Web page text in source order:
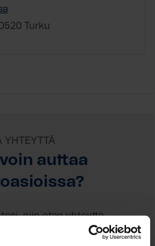
Turku
YHTEYTTÄ
auttaa
niin otan yhteyttä